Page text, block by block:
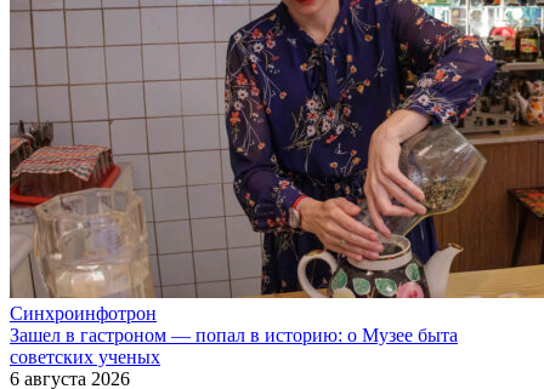
Синхроинфотрон
Зашел в гастроном — попал в историю: о Музее быта
советских ученых
6 августа 2026